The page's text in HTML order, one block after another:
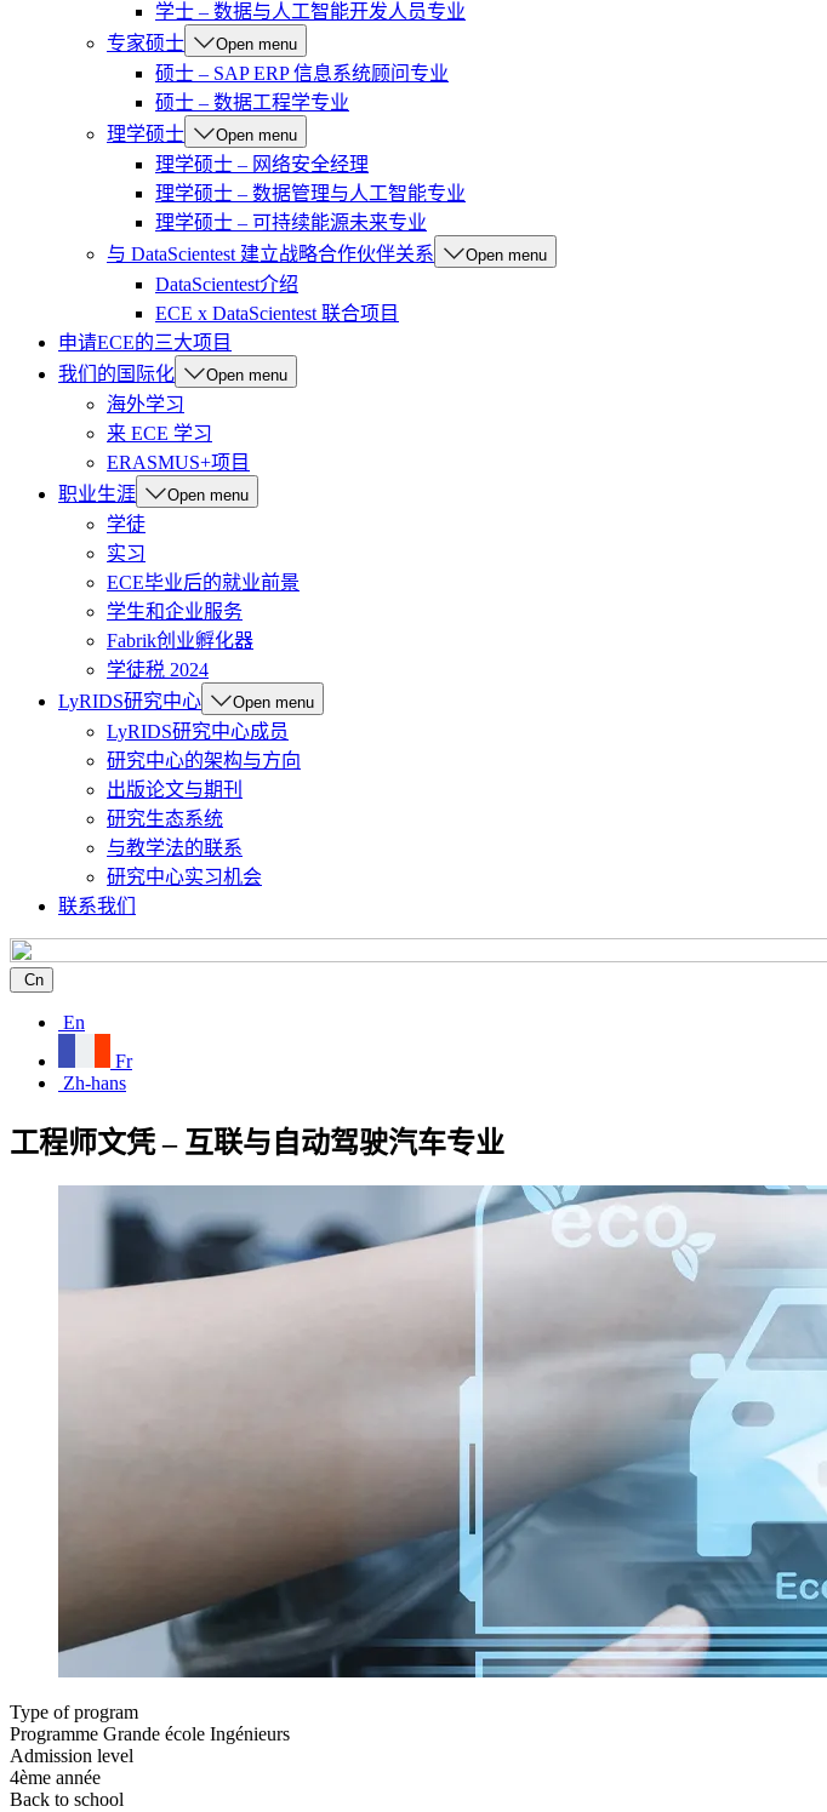
学士 – 数据与人工智能开发人员专业
专家硕士
Open menu
硕士 – SAP ERP 信息系统顾问专业
硕士 – 数据工程学专业
理学硕士
Open menu
理学硕士 – 网络安全经理
理学硕士 – 数据管理与人工智能专业
理学硕士 – 可持续能源未来专业
与 DataScientest 建立战略合作伙伴关系
Open menu
DataScientest介绍
ECE x DataScientest 联合项目
申请ECE的三大项目
我们的国际化
Open menu
海外学习
来 ECE 学习
ERASMUS+项目
职业生涯
Open menu
学徒
实习
ECE毕业后的就业前景
学生和企业服务
Fabrik创业孵化器
学徒税 2024
LyRIDS研究中心
Open menu
LyRIDS研究中心成员
研究中心的架构与方向
出版论文与期刊
研究生态系统
与教学法的联系
研究中心实习机会
联系我们
Cn
En
Fr
Zh-hans
工程师文凭 – 互联与自动驾驶汽车专业
Type of program
Programme Grande école Ingénieurs
Admission level
4ème année
Back to school